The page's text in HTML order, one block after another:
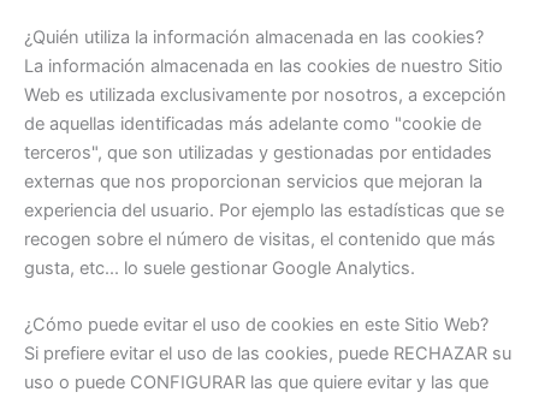
¿Quién utiliza la información almacenada en las cookies?
La información almacenada en las cookies de nuestro Sitio
Web es utilizada exclusivamente por nosotros, a excepción
de aquellas identificadas más adelante como "cookie de
terceros", que son utilizadas y gestionadas por entidades
externas que nos proporcionan servicios que mejoran la
experiencia del usuario. Por ejemplo las estadísticas que se
recogen sobre el número de visitas, el contenido que más
gusta, etc... lo suele gestionar Google Analytics.
¿Cómo puede evitar el uso de cookies en este Sitio Web?
Si prefiere evitar el uso de las cookies, puede RECHAZAR su
uso o puede CONFIGURAR las que quiere evitar y las que